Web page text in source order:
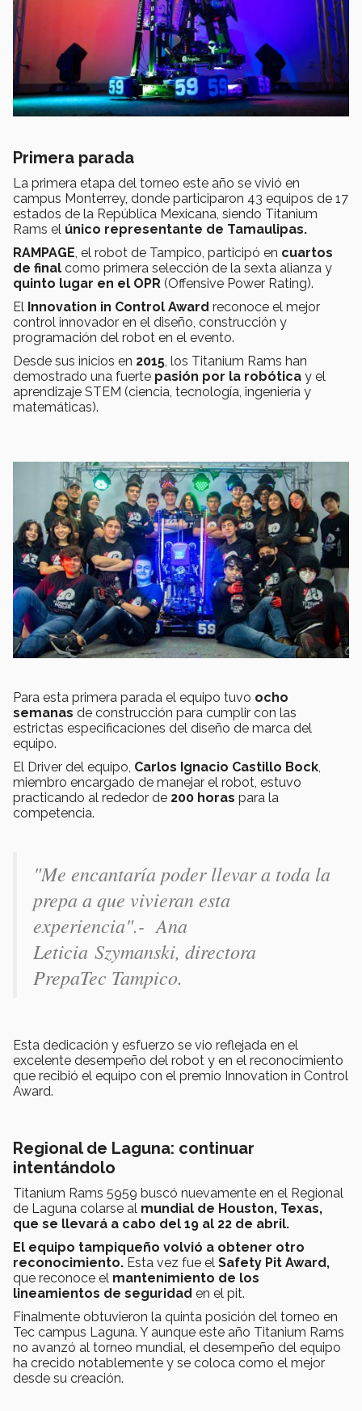
Primera parada
La primera etapa del torneo este año se vivió en
campus Monterrey, donde participaron 43 equipos de 17
estados de la República Mexicana, siendo Titanium
Rams el único representante de Tamaulipas.
RAMPAGE, el robot de Tampico, participó en cuartos
de final como primera selección de la sexta alianza y
quinto lugar en el OPR (Offensive Power Rating).
El Innovation in Control Award reconoce el mejor
control innovador en el diseño, construcción y
programación del robot en el evento.
Desde sus inicios en 2015, los Titanium Rams han
demostrado una fuerte pasión por la robótica y el
aprendizaje STEM (ciencia, tecnología, ingeniería y
matemáticas).
Para esta primera parada el equipo tuvo ocho
semanas de construcción para cumplir con las
estrictas especificaciones del diseño de marca del
equipo.
El Driver del equipo, Carlos Ignacio Castillo Bock
miembro encargado de manejar el robot, estuvo
practicando al rededor de 200 horas para la
competencia.
"Me encantaría poder llevar a toda la
prepa a que vivieran esta
experiencia".- Ana
Leticia Szymanski, directora
PrepaTec Tampico.
Esta dedicación y esfuerzo se vio reflejada en el
excelente desempeño del robot y en el reconocimiento
que recibió el equipo con el premio Innovation in Control
Award.
Regional de Laguna: continuar
intentándolo
Titanium Rams 5959 buscó nuevamente en el Regional
de Laguna colarse al mundial de Houston, Texas,
que se llevará a cabo del 19 al 22 de abril.
El equipo tampiqueño volvió a obtener otro
reconocimiento. Esta vez fue el Safety Pit Award,
que reconoce el mantenimiento de los
lineamientos de seguridad en el pit.
Finalmente obtuvieron la quinta posición del torneo en
Tec campus Laguna. Y aunque este año Titanium Rams
no avanzó al torneo mundial, el desempeño del equipo
ha crecido notablemente y se coloca como el mejor
desde su creación.